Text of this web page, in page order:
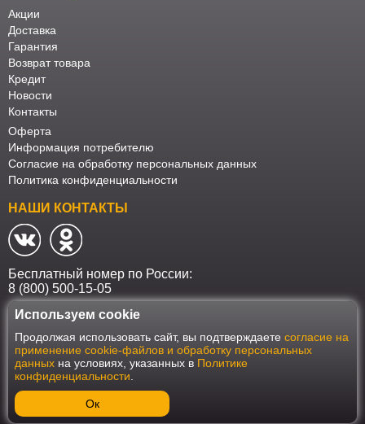
Акции
Доставка
Гарантия
Возврат товара
Кредит
Новости
Контакты
Оферта
Информация потребителю
Согласие на обработку персональных данных
Политика конфиденциальности
НАШИ КОНТАКТЫ
Бесплатный номер по России:
8 (800) 500-15-05
Наш интернет-магазин работает в соответствии с требованиями
Федерального закона от 27 июля 2006 года №152-ФЗ "О персональных
данных". Оформить заказ на сайте Мебеласка возможно только при
наличии согласия на обработку Ваших персональных данных. Для
улучшения работы сайта и его взаимодействия с пользователями мы
используем файлы cookie. Продолжая пользоваться сайтом, вы
соглашаетесь с использованием cookie.
Используем cookie
Продолжая использовать сайт, вы подтверждаете согласие на
применение cookie-файлов и обработку персональных
данных на условиях, указанных в Политике
конфиденциальности
Ок